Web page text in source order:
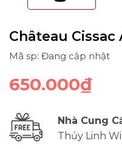
Château
Mã sp: Đang cập nhật
650.000₫
Nhà Cung
Thủy Linh